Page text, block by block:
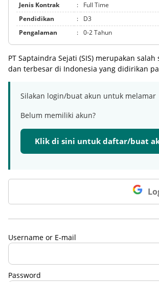
Jenis Kontrak
:
Full Time
Pendidikan
:
D3
Pengalaman
: 0-2 Tahun
PT Saptaindra Sejati (SIS) merupakan
dan terbesar di Indonesia yang didirikan
Silakan login/buat akun untuk melamar
Belum memiliki akun?
Klik di sini untuk daftar/buat
Username or E-mail
Password